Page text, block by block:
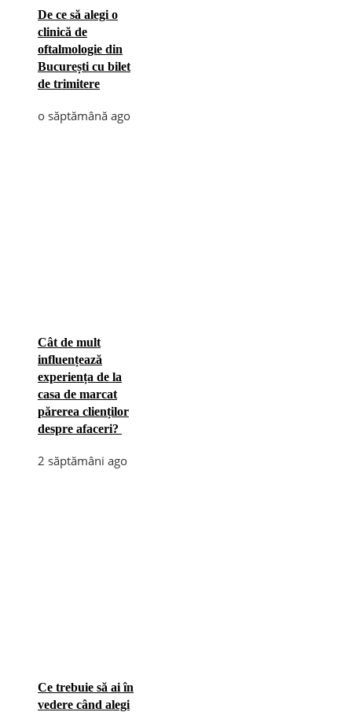
De ce să alegi o
clinică de
oftalmologie din
București cu bilet
de trimitere
o săptămână ago
Cât de mult
influențează
experiența de la
casa de marcat
părerea clienților
despre afaceri?
2 săptămâni ago
Ce trebuie să ai în
vedere când alegi